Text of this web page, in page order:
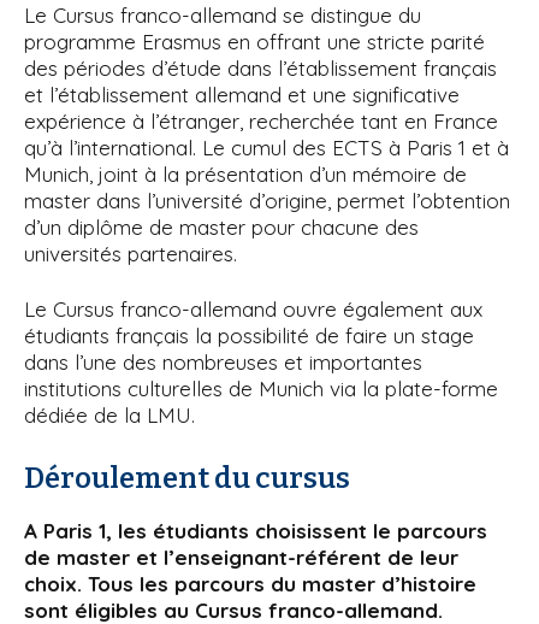
Le Cursus franco-allemand se distingue du
programme Erasmus en offrant une stricte parité
des périodes d’étude dans l’établissement français
et l’établissement allemand et une significative
expérience à l’étranger, recherchée tant en France
qu’à l’international. Le cumul des ECTS à Paris 1 et à
Munich, joint à la présentation d’un mémoire de
master dans l’université d’origine, permet l’obtention
d’un diplôme de master pour chacune des
universités partenaires.
Le Cursus franco-allemand ouvre également aux
étudiants français la possibilité de faire un stage
dans l’une des nombreuses et importantes
institutions culturelles de Munich via la plate-forme
dédiée de la LMU.
Déroulement du cursus
A Paris 1, les étudiants choisissent le parcours
de master et l’enseignant-référent de leur
choix. Tous les parcours du master d’histoire
sont éligibles au Cursus franco-allemand.